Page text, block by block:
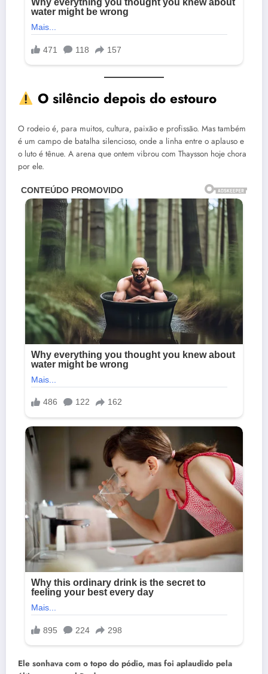
O silêncio depois do estouro
O rodeio é, para muitos, cultura, paixão e profissão. Mas também
é um campo de batalha silencioso, onde a linha entre o aplauso e
o luto é tênue. A arena que ontem vibrou com Thaysson hoje chora
por ele.
Ele sonhava com o topo do pódio, mas foi aplaudido pela